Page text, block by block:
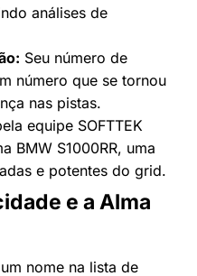
análises de
Seu número de
número que se tornou
nas pistas.
equipe SOFTTEK
BMW S1000RR, uma
e potentes do grid.
e a Alma
nome na lista de